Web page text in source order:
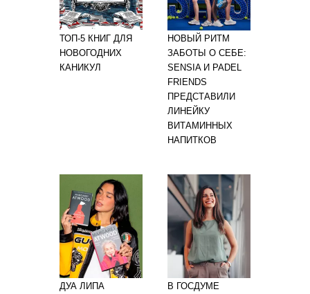
ТОП-5 КНИГ ДЛЯ
НОВОГОДНИХ
КАНИКУЛ
НОВЫЙ РИТМ
ЗАБОТЫ О СЕБЕ:
SENSIA И PADEL
FRIENDS
ПРЕДСТАВИЛИ
ЛИНЕЙКУ
ВИТАМИННЫХ
НАПИТКОВ
ДУА ЛИПА
В ГОСДУМЕ